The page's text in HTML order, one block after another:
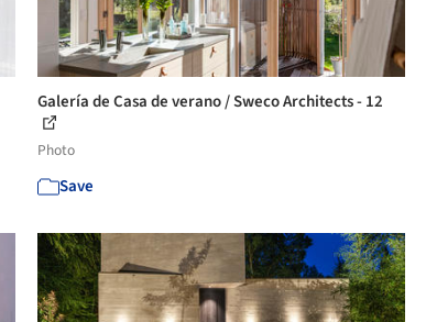
Galería de Casa de verano / Sweco Architects - 12
Photo
Save